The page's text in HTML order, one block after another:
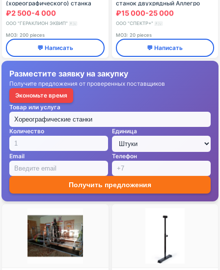
(хореографического) станка
двухуровневого Модель №1
₽2 500-4 000
ООО "ГЕРАКЛИОН ЭКВИП" 🇷🇺
МОЗ: 200 pieces
💬 Написать
станок двухрядный Аллегро
₽15 000-25 000
ООО "СПЕКТР+" 🇷🇺
МОЗ: 20 pieces
💬 Написать
Разместите заявку на закупку
Получите предложения от проверенных поставщиков
Экономьте время
Товар или услуга
Количество Единица
Email Телефон
Получить предложения